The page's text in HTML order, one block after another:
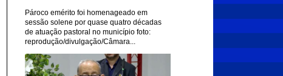
Pároco emérito foi homenageado em
sessão solene por quase quatro décadas
de atuação pastoral no município foto:
reprodução/divulgação/Câmara...